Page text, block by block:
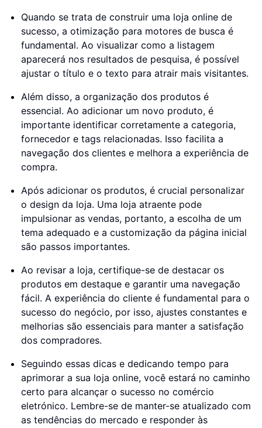
Quando se trata de construir uma loja online de
sucesso, a otimização para motores de busca é
fundamental. Ao visualizar como a listagem
aparecerá nos resultados de pesquisa, é possível
ajustar o título e o texto para atrair mais visitantes.
Além disso, a organização dos produtos é
essencial. Ao adicionar um novo produto, é
importante identificar corretamente a categoria,
fornecedor e tags relacionadas. Isso facilita a
navegação dos clientes e melhora a experiência de
compra.
Após adicionar os produtos, é crucial personalizar
o design da loja. Uma loja atraente pode
impulsionar as vendas, portanto, a escolha de um
tema adequado e a customização da página inicial
são passos importantes.
Ao revisar a loja, certifique-se de destacar os
produtos em destaque e garantir uma navegação
fácil. A experiência do cliente é fundamental para o
sucesso do negócio, por isso, ajustes constantes e
melhorias são essenciais para manter a satisfação
dos compradores.
Seguindo essas dicas e dedicando tempo para
aprimorar a sua loja online, você estará no caminho
certo para alcançar o sucesso no comércio
eletrónico. Lembre-se de manter-se atualizado com
as tendências do mercado e responder às